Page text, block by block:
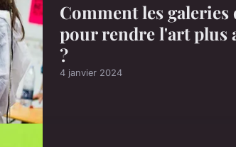
Comment les
pour rendre l'art plus
?
4 janvier 2024